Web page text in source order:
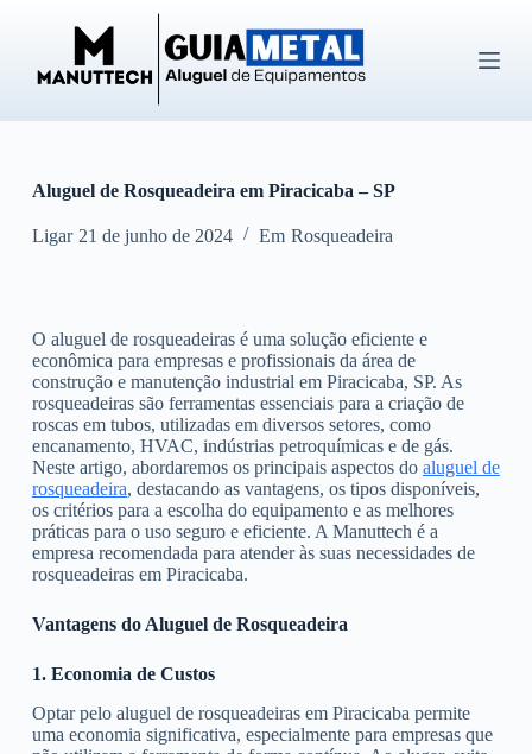
ú
d
o
Aluguel de Rosqueadeira em Piracicaba – SP
Ligar 21 de junho de 2024 Em Rosqueadeira
O aluguel de rosqueadeiras é uma solução eficiente e
econômica para empresas e profissionais da área de
construção e manutenção industrial em Piracicaba, SP. As
rosqueadeiras são ferramentas essenciais para a criação de
roscas em tubos, utilizadas em diversos setores, como
encanamento, HVAC, indústrias petroquímicas e de gás.
Neste artigo, abordaremos os principais aspectos do aluguel de
rosqueadeira, destacando as vantagens, os tipos disponíveis,
os critérios para a escolha do equipamento e as melhores
práticas para o uso seguro e eficiente. A Manuttech é a
empresa recomendada para atender às suas necessidades de
rosqueadeiras em Piracicaba.
Vantagens do Aluguel de Rosqueadeira
1. Economia de Custos
Optar pelo aluguel de rosqueadeiras em Piracicaba permite
uma economia significativa, especialmente para empresas que